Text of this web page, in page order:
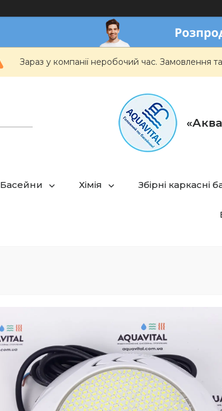
Зараз у компанії неробочий час. Замовлення
Басейни Хімія Збірні каркасні